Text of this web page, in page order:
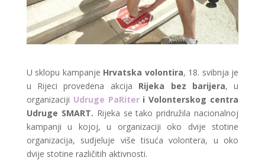
U sklopu kampanje Hrvatska volontira, 18. svibnja je
u Rijeci provedena akcija Rijeka bez barijera, u
organizaciji Udruge PaRiteri Volonterskog centra
Udruge SMART. Rijeka se tako pridružila nacionalnoj
kampanji u kojoj, u organizaciji oko dvije stotine
organizacija, sudjeluje više tisuća volontera, u oko
dvije stotine različitih aktivnosti.